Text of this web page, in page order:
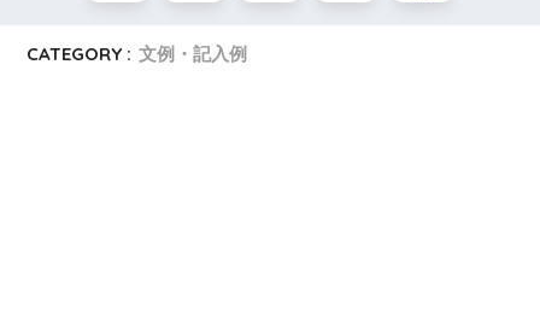
CATEGORY : 文例・記入例